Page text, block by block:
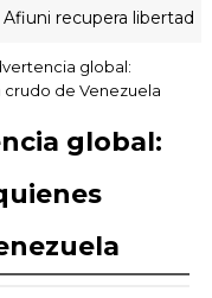
recupera libertad
global:
de Venezuela
global: